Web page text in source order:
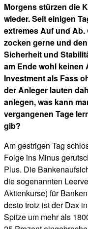
Morgens stürzen die
wieder. Seit einigen
extremes Auf und
zocken gerne und
Sicherheit und
am Ende wohl keinen
Investment als Fass
der Anleger lauten
anlegen, was kann
vergangenen Tage
gib?
Am gestrigen Tag
Folge ins Minus
Plus. Die
die sogenannten
Aktienkurse) für
desto trotz ist der Dax
Spitze um mehr als